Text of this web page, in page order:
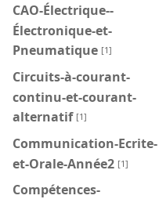
CAO-Électrique--
Électronique-et-
Pneumatique [1]
Circuits-à-courant-
continu-et-courant-
alternatif [1]
Communication-Ecrite-
et-Orale-Année2 [1]
Compétences-